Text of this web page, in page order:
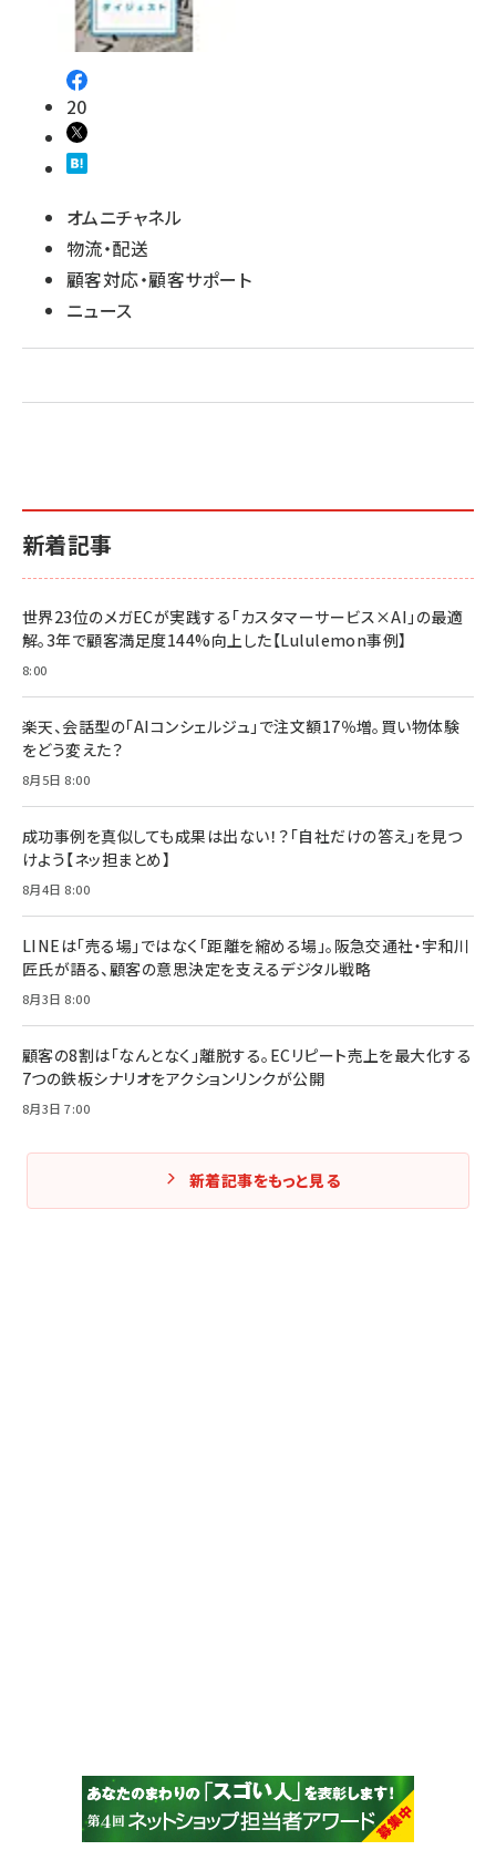
20
オムニチャネル
物流・配送
顧客対応・顧客サポート
ニュース
新着記事
世界23位のメガECが実践する「カスタマーサービス×AI」の最適
解。3年で顧客満足度144%向上した【Lululemon事例】
8:00
楽天、会話型の「AIコンシェルジュ」で注文額17％増。買い物体験
をどう変えた？
8月5日 8:00
成功事例を真似しても成果は出ない！？「自社だけの答え」を見つ
けよう【ネッ担まとめ】
8月4日 8:00
LINEは「売る場」ではなく「距離を縮める場」。阪急交通社・宇和川
匠氏が語る、顧客の意思決定を支えるデジタル戦略
8月3日 8:00
顧客の8割は「なんとなく」離脱する。ECリピート売上を最大化する
7つの鉄板シナリオをアクションリンクが公開
8月3日 7:00
新着記事をもっと見る